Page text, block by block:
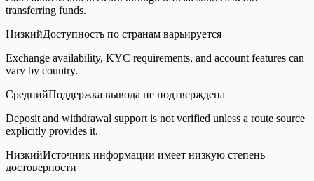
transferring funds.
НизкийДоступность по странам варьируется
Exchange availability, KYC requirements, and account features can
vary by country.
СреднийПоддержка вывода не подтверждена
Deposit and withdrawal support is not verified unless a route source
explicitly provides it.
НизкийИсточник информации имеет низкую степень
достоверности